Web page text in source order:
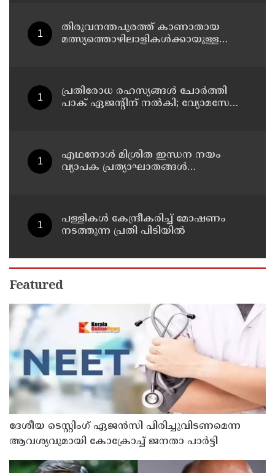
തിരുവനന്തപുരത്ത് കാണാതായ
മത്സ്യത്തൊഴിലാളികള്‍ക്കായുള്ള
പ്രതിരോധ രഹസ്യങ്ങള്‍ ചോര്‍ത്തി
പാക് ഏജന്റിന് നല്‍കി; വ്യോമസേനാ
എഥനോള്‍ മിശ്രിത ഇന്ധന നയം
വ്യാപക പ്രത്യാഘാതങ്ങള്‍
പള്ളികള്‍ കേന്ദ്രീകരിച്ച് മോഷണം
നടത്തുന്ന പ്രതി പിടിയില്‍
Featured
ദേശീയ ടെസ്റ്റിംഗ് ഏജന്‍സി പിരിച്ചുവിടണമെന്ന
ആവശ്യവുമായി കോക്രോച്ച് ജനതാ പാര്‍ട്ടി